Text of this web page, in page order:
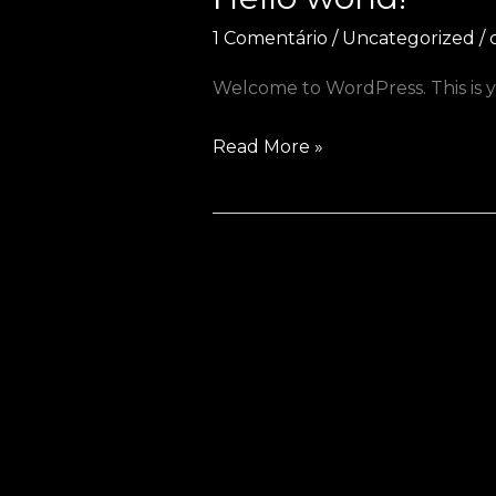
1 Comentário / Uncategorized /
Welcome to WordPress. This
Hello
Read More »